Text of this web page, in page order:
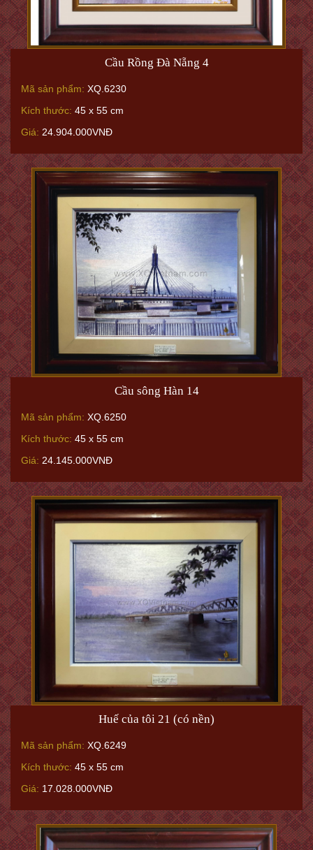
Cầu Rồng Đà Nẵng 4
Mã sản phẩm: XQ.6230
Kích thước: 45 x 55 cm
Giá: 24.904.000VNĐ
Cầu sông Hàn 14
Mã sản phẩm: XQ.6250
Kích thước: 45 x 55 cm
Giá: 24.145.000VNĐ
Huế của tôi 21 (có nền)
Mã sản phẩm: XQ.6249
Kích thước: 45 x 55 cm
Giá: 17.028.000VNĐ